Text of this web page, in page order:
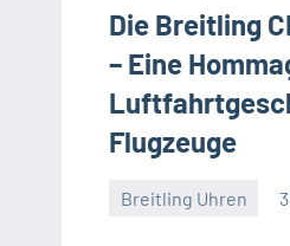
Die Breitling
– Eine
Flugzeuge
Breitling Uhren
Navitimer